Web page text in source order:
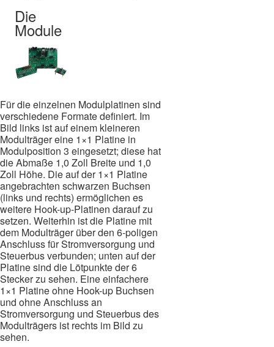
Die
Module
Für die einzelnen Modulplatinen sind
verschiedene Formate definiert. Im
Bild links ist auf einem kleineren
Modulträger eine 1×1 Platine in
Modulposition 3 eingesetzt; diese hat
die Abmaße 1,0 Zoll Breite und 1,0
Zoll Höhe. Die auf der 1×1 Platine
angebrachten schwarzen Buchsen
(links und rechts) ermöglichen es
weitere Hook-up-Platinen darauf zu
setzen. Weiterhin ist die Platine mit
dem Modulträger über den 6-poligen
Anschluss für Stromversorgung und
Steuerbus verbunden; unten auf der
Platine sind die Lötpunkte der 6
Stecker zu sehen. Eine einfachere
1×1 Platine ohne Hook-up Buchsen
und ohne Anschluss an
Stromversorgung und Steuerbus des
Modulträgers ist rechts im Bild zu
sehen.